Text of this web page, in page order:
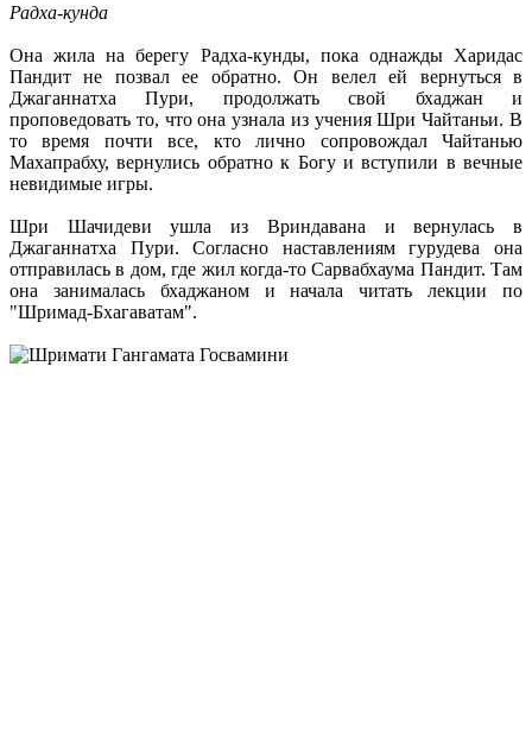
Радха-кунда
Она жила на берегу Радха-кунды, пока однажды Харидас
Пандит не позвал ее обратно. Он велел ей вернуться в
Джаганнатха Пури, продолжать свой бхаджан и
проповедовать то, что она узнала из учения Шри Чайтаньи. В
то время почти все, кто лично сопровождал Чайтанью
Махапрабху, вернулись обратно к Богу и вступили в вечные
невидимые игры.
Шри Шачидеви ушла из Вриндавана и вернулась в
Джаганнатха Пури. Согласно наставлениям гурудева она
отправилась в дом, где жил когда-то Сарвабхаума Пандит. Там
она занималась бхаджаном и начала читать лекции по
"Шримад-Бхагаватам".